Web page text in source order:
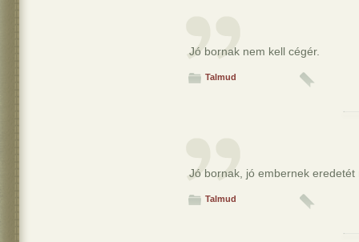
Jó bornak nem kell cégér.
Talmud
Jó bornak, jó embernek eredetét
Talmud